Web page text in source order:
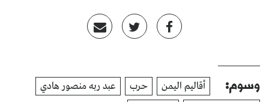
وسوم: أقاليم اليمن حرب
عبد ربه منصور هادي